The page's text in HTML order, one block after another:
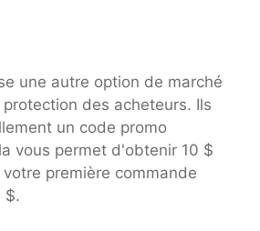
une autre option de marché
des acheteurs. Ils
un code promo
vous permet d'obtenir 10 $
première commande
$.